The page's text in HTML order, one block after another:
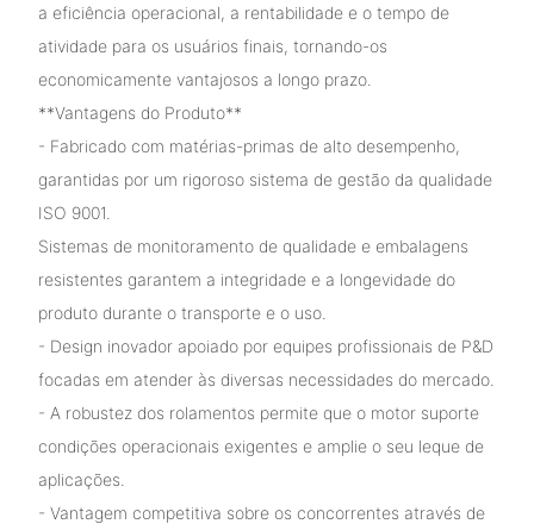
a eficiência operacional, a rentabilidade e o tempo de
atividade para os usuários finais, tornando-os
economicamente vantajosos a longo prazo.
**Vantagens do Produto**
- Fabricado com matérias-primas de alto desempenho,
garantidas por um rigoroso sistema de gestão da qualidade
ISO 9001.
Sistemas de monitoramento de qualidade e embalagens
resistentes garantem a integridade e a longevidade do
produto durante o transporte e o uso.
- Design inovador apoiado por equipes profissionais de P&D
focadas em atender às diversas necessidades do mercado.
- A robustez dos rolamentos permite que o motor suporte
condições operacionais exigentes e amplie o seu leque de
aplicações.
- Vantagem competitiva sobre os concorrentes através de